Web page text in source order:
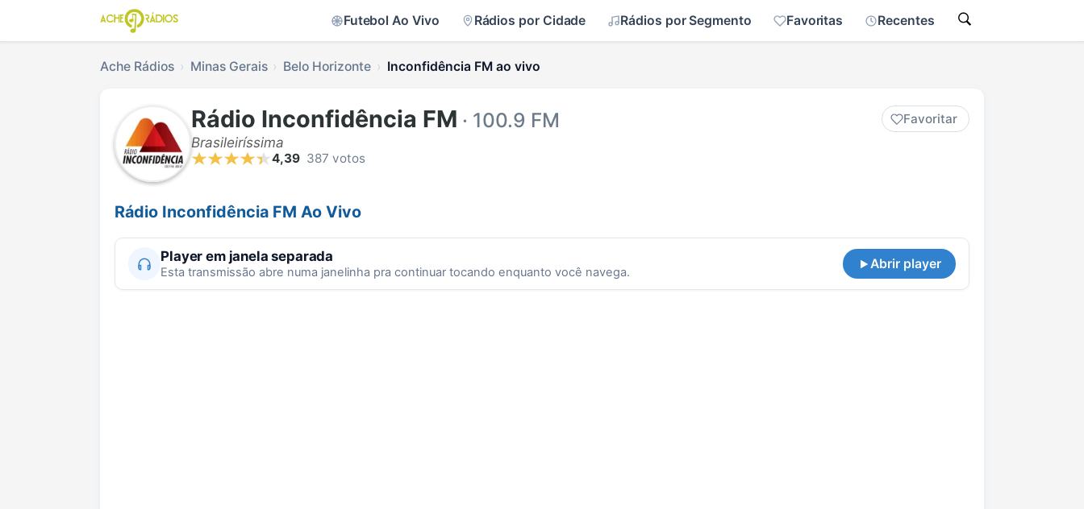
Futebol Ao Vivo Rádios por Cidade Rádios por Segmento Favoritas Recentes
Ache Rádios Minas Gerais Belo Horizonte Inconfidência FM ao vivo
Rádio Inconfidência FM · 100.9 FM
Brasileiríssima
Favoritar
4,39 387 votos
Rádio Inconfidência FM Ao Vivo
Player em janela separada
Esta transmissão abre numa janelinha pra continuar tocando enquanto você navega.
Abrir player